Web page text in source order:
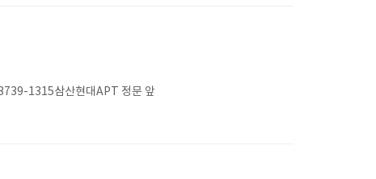
1315삼산현대APT 정문 앞